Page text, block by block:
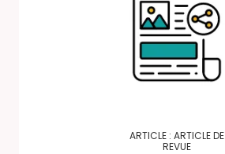
ARTICLE : ARTICLE DE
REVUE